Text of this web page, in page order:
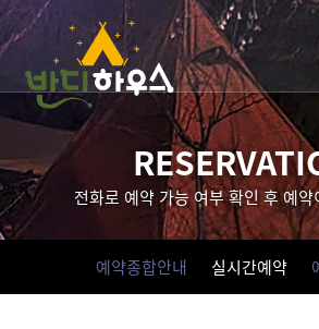
전화로 예약 가능 여부 확인 후 예
예약종합안내 실시간예약